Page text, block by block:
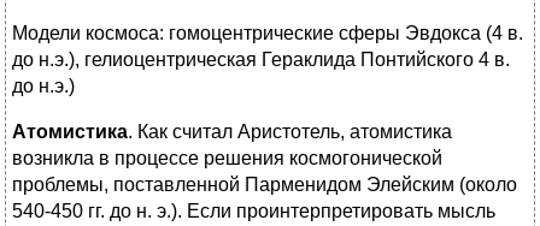
Модели космоса: гомоцентрические сферы Эвдокса (4 в.
до н.э.), гелиоцентрическая Гераклида Понтийского 4 в.
до н.э.)
Атомистика. Как считал Аристотель, атомистика
возникла в процессе решения космогонической
проблемы, поставленной Парменидом Элейским (около
540-450 гг. до н. э.). Если проинтерпретировать мысль